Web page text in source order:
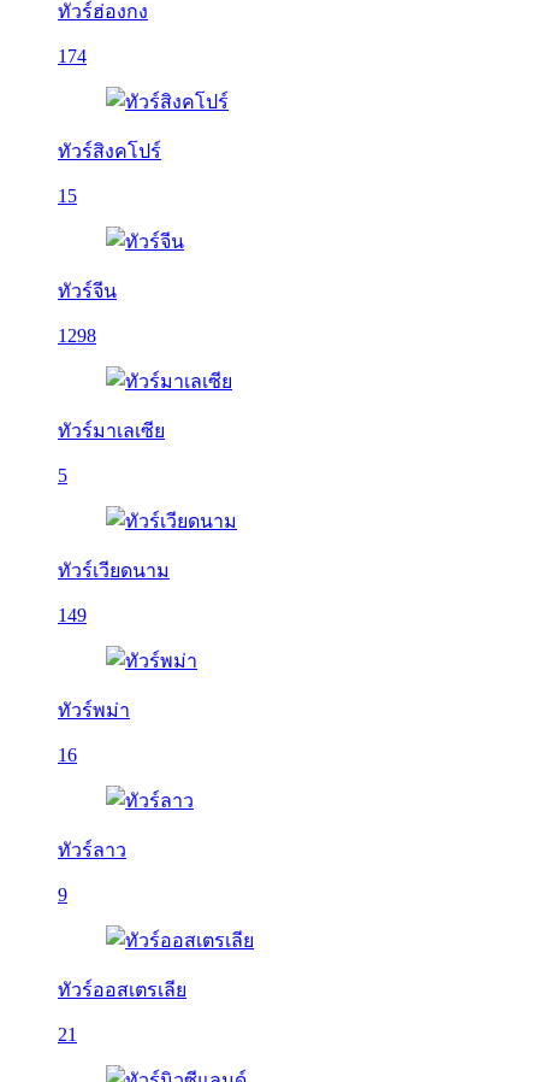
ทัวร์ฮ่องกง
174
ทัวร์สิงคโปร์
15
ทัวร์จีน
1298
ทัวร์มาเลเซีย
5
ทัวร์เวียดนาม
149
ทัวร์พม่า
16
ทัวร์ลาว
9
ทัวร์ออสเตรเลีย
21